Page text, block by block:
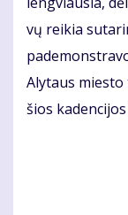
vų rei­kia
Aly­taus
šios